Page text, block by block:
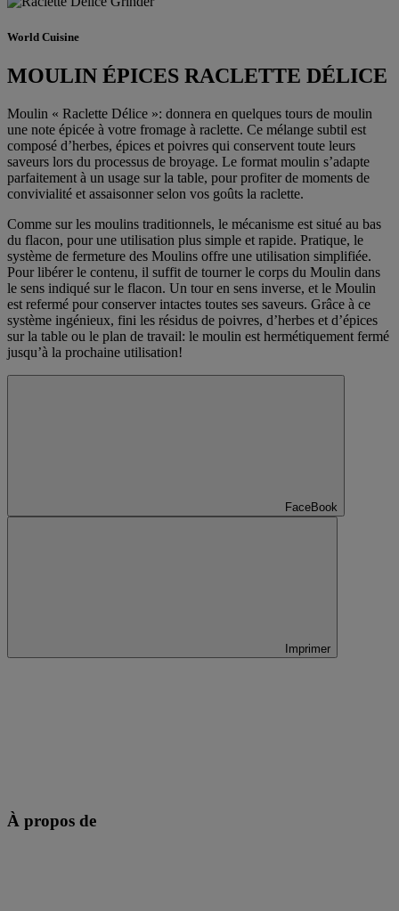
World Cuisine
MOULIN ÉPICES RACLETTE DÉLICE
Moulin « Raclette Délice »: donnera en quelques tours de moulin
une note épicée à votre fromage à raclette. Ce mélange subtil est
composé d’herbes, épices et poivres qui conservent toute leurs
saveurs lors du processus de broyage. Le format moulin s’adapte
parfaitement à un usage sur la table, pour profiter de moments de
convivialité et assaisonner selon vos goûts la raclette.
Comme sur les moulins traditionnels, le mécanisme est situé au bas
du flacon, pour une utilisation plus simple et rapide. Pratique, le
système de fermeture des Moulins offre une utilisation simplifiée.
Pour libérer le contenu, il suffit de tourner le corps du Moulin dans
le sens indiqué sur le flacon. Un tour en sens inverse, et le Moulin
est refermé pour conserver intactes toutes ses saveurs. Grâce à ce
système ingénieux, fini les résidus de poivres, d’herbes et d’épices
sur la table ou le plan de travail: le moulin est hermétiquement fermé
jusqu’à la prochaine utilisation!
FaceBook
Imprimer
À propos de